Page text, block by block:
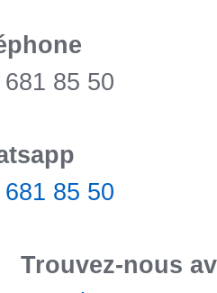
681 85 50
681 85 50
Trouvez-nous